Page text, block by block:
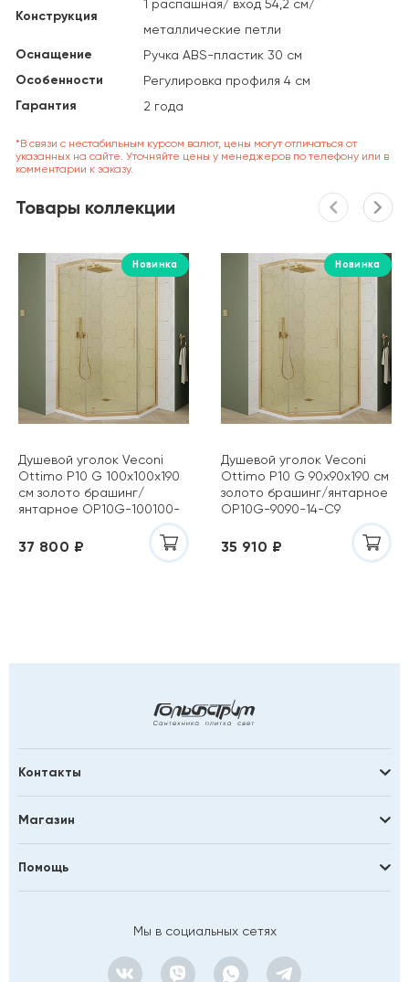
Конструкция
1 распашная/ вход 54,2 см/
металлические петли
Оснащение Ручка ABS-пластик 30 см
Особенности Регулировка профиля 4 см
Гарантия 2 года
*В связи с нестабильным курсом валют, цены могут отличаться от
указанных на сайте. Уточняйте цены у менеджеров по телефону или в
комментарии к заказу.
Товары коллекции
Новинка
Душевой уголок Veconi
Ottimo P10 G 100х100х190
см золото брашинг/
янтарное OP10G-100100-
37 800 ₽
Новинка
Душевой уголок Veconi
Ottimo P10 G 90х90х190 см
золото брашинг/янтарное
OP10G-9090-14-C9
35 910 ₽
Контакты
Магазин
Помощь
Мы в социальных сетях